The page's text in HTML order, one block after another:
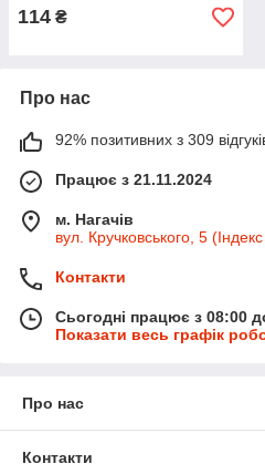
114 ₴
Про нас
92% позитивних з 309
Працює з 21.11.2024
м. Нагачів
вул. Кручковського, 5
Контакти
Сьогодні працює з 08:00
Показати весь графік
Про нас
Контакти